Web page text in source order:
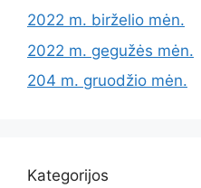
2022 m. birželio mėn.
2022 m. gegužės mėn.
204 m. gruodžio mėn.
Kategorijos